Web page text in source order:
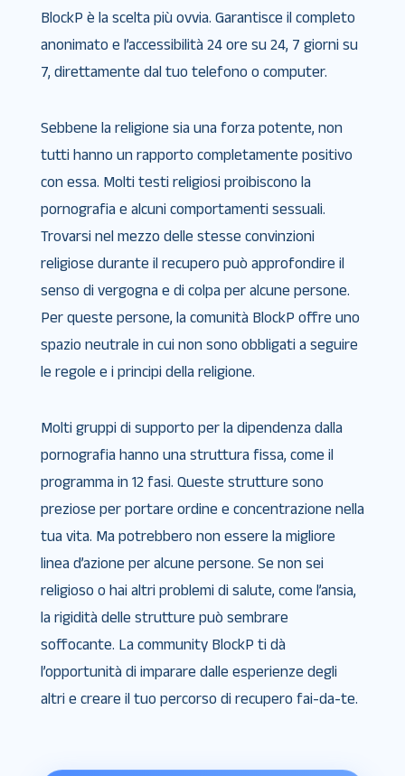
BlockP è la scelta più ovvia. Garantisce il completo
anonimato e l’accessibilità 24 ore su 24, 7 giorni su
7, direttamente dal tuo telefono o computer.
Sebbene la religione sia una forza potente, non
tutti hanno un rapporto completamente positivo
con essa. Molti testi religiosi proibiscono la
pornografia e alcuni comportamenti sessuali.
Trovarsi nel mezzo delle stesse convinzioni
religiose durante il recupero può approfondire il
senso di vergogna e di colpa per alcune persone.
Per queste persone, la comunità BlockP offre uno
spazio neutrale in cui non sono obbligati a seguire
le regole e i principi della religione.
Molti gruppi di supporto per la dipendenza dalla
pornografia hanno una struttura fissa, come il
programma in 12 fasi. Queste strutture sono
preziose per portare ordine e concentrazione nella
tua vita. Ma potrebbero non essere la migliore
linea d’azione per alcune persone. Se non sei
religioso o hai altri problemi di salute, come l’ansia,
la rigidità delle strutture può sembrare
soffocante. La community BlockP ti dà
l’opportunità di imparare dalle esperienze degli
altri e creare il tuo percorso di recupero fai-da-te.